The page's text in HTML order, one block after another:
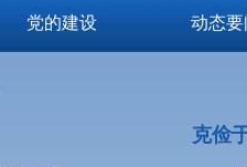
党的建设 动态要
克俭